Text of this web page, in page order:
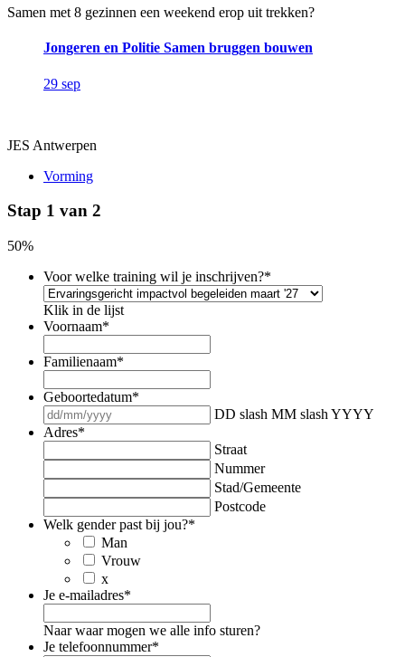
Samen met 8 gezinnen een weekend erop uit trekken?
Jongeren en Politie Samen bruggen bouwen
29 sep
JES Antwerpen
Vorming
Stap 1 van 2
50%
Voor welke training wil je inschrijven?*
Klik in de lijst
Voornaam*
Familienaam*
Geboortedatum*
DD slash MM slash YYYY
Adres*
Straat
Nummer
Stad/Gemeente
Postcode
Welk gender past bij jou?*
Man
Vrouw
x
Je e-mailadres*
Naar waar mogen we alle info sturen?
Je telefoonnummer*